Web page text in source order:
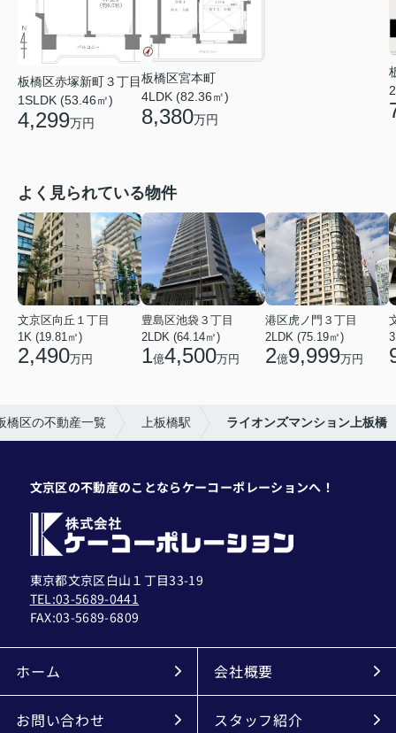
板橋区赤塚新町３丁目
1SLDK (53.46㎡)
4,299万円
板橋区宮本町
4LDK (82.36㎡)
8,380万円
よく見られている物件
文京区向丘１丁目
1K (19.81㎡)
2,490万円
豊島区池袋３丁目
2LDK (64.14㎡)
1億4,500万円
港区虎ノ門３丁目
2LDK (75.19㎡)
2億9,999万円
橋区の不動産一覧 上板橋駅 ライオンズマンション上板橋
文京区の不動産のことならケーコーポレーションへ！
東京都文京区白山１丁目33-19
TEL:03-5689-0441
FAX:03-5689-6809
ホーム 会社概要
お問い合わせ スタッフ紹介